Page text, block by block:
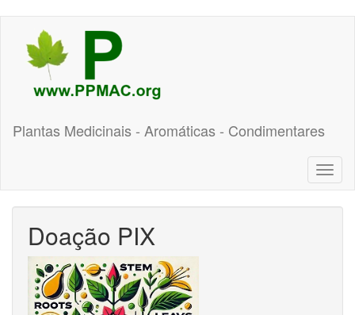
conteúdo
principal
Plantas Medicinais - Aromáticas - Condimentares
Doação PIX